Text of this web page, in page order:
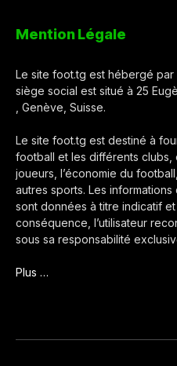
Mention Légale
Le site foot.tg est hébergé
siège social est situé à 25
, Genève, Suisse.
Le site foot.tg est destiné à
football et les différents
joueurs, l’économie du
autres sports. Les
sont données à titre indicatif
conséquence, l’utilisateur
sous sa responsabilité
Plus …